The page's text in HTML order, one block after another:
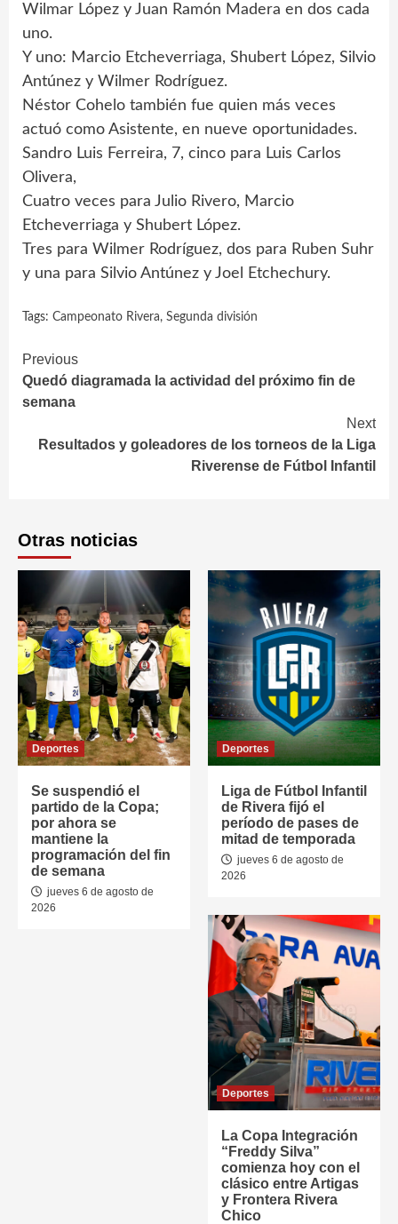
Wilmar López y Juan Ramón Madera en dos cada
uno.
Y uno: Marcio Etcheverriaga, Shubert López, Silvio
Antúnez y Wilmer Rodríguez.
Néstor Cohelo también fue quien más veces
actuó como Asistente, en nueve oportunidades.
Sandro Luis Ferreira, 7, cinco para Luis Carlos
Olivera,
Cuatro veces para Julio Rivero, Marcio
Etcheverriaga y Shubert López.
Tres para Wilmer Rodríguez, dos para Ruben Suhr
y una para Silvio Antúnez y Joel Etchechury.
Tags: Campeonato Rivera, Segunda división
Continue
Reading
Previous
Quedó diagramada la actividad del próximo fin de
semana
Next
Resultados y goleadores de los torneos de la Liga
Riverense de Fútbol Infantil
Otras noticias
Deportes
Se suspendió el
partido de la Copa;
por ahora se
mantiene la
programación del fin
de semana
jueves 6 de agosto de
2026
Deportes
Liga de Fútbol Infantil
de Rivera fijó el
período de pases de
mitad de temporada
jueves 6 de agosto de
2026
Deportes
La Copa Integración
“Freddy Silva”
comienza hoy con el
clásico entre Artigas
y Frontera Rivera
Chico